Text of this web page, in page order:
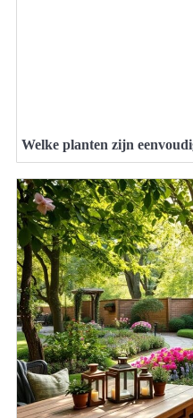
Welke planten zijn